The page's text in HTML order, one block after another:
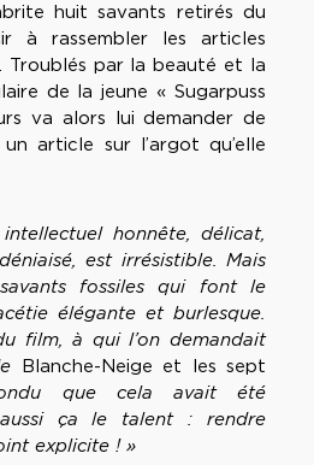
huit savants retirés du
à rassembler les articles
Troublés par la beauté et la
de la jeune « Sugarpuss
va alors lui demander de
article sur l’argot qu’elle
honnête, délicat,
est irrésistible. Mais
fossiles qui font le
élégante et burlesque.
film, à qui l’on demandait
Blanche-Neige et les sept
que cela avait été
aussi ça le talent : rendre
explicite ! »